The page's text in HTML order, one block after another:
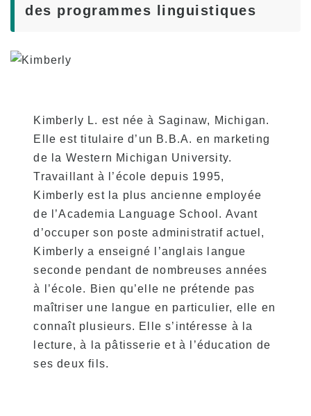
des programmes linguistiques
Kimberly L. est née à Saginaw, Michigan.
Elle est titulaire d’un B.B.A. en marketing
de la Western Michigan University.
Travaillant à l’école depuis 1995,
Kimberly est la plus ancienne employée
de l’Academia Language School. Avant
d’occuper son poste administratif actuel,
Kimberly a enseigné l’anglais langue
seconde pendant de nombreuses années
à l’école. Bien qu’elle ne prétende pas
maîtriser une langue en particulier, elle en
connaît plusieurs. Elle s’intéresse à la
lecture, à la pâtisserie et à l’éducation de
ses deux fils.